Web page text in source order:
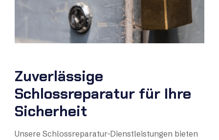
Zuverlässige
Schlossreparatur für Ihre
Sicherheit
Unsere Schlossreparatur-Dienstleistungen bieten